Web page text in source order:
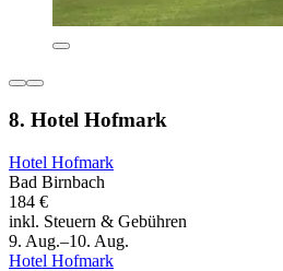
8. Hotel Hofmark
Hotel Hofmark
Bad Birnbach
184 €
inkl. Steuern & Gebühren
9. Aug.–10. Aug.
Hotel Hofmark